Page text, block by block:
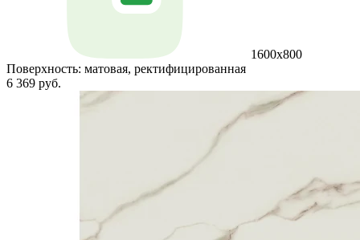
1600x800
Поверхность: матовая, ректифицированная
6 369 руб.